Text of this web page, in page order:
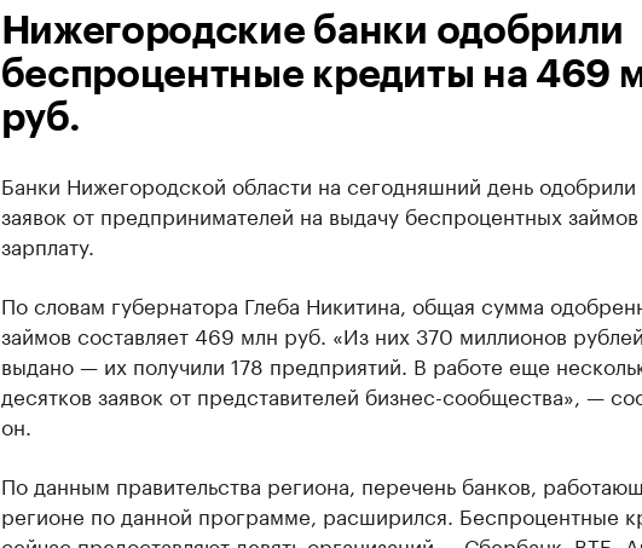
Нижегородские банки одобрили
беспроцентные кредиты на 469
руб.
Банки Нижегородской области на сегодняшний день одобрили
заявок от предпринимателей на выдачу беспроцентных
зарплату.
По словам губернатора Глеба Никитина, общая сумма
займов составляет 469 млн руб. «Из них 370 миллионов
выдано — их получили 178 предприятий. В работе еще
десятков заявок от представителей бизнес-сообщества», —
он.
По данным правительства региона, перечень банков,
регионе по данной программе, расширился. Беспроцентные